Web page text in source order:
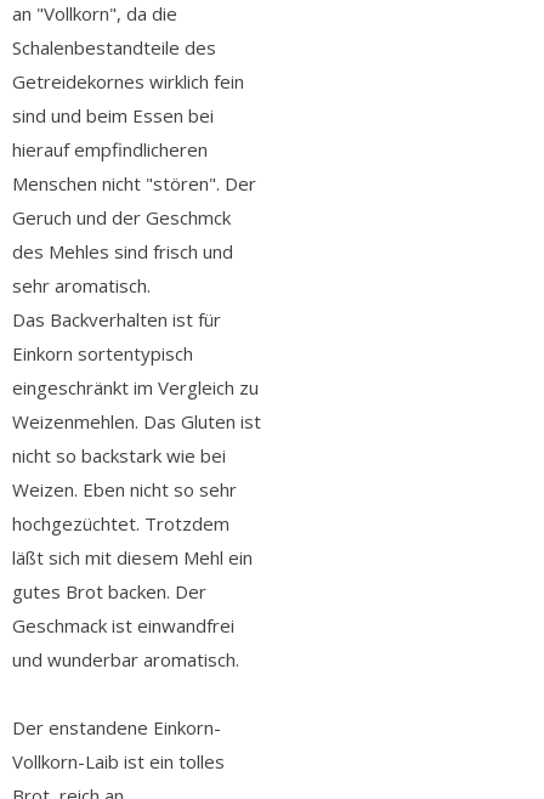
an "Vollkorn", da die
Schalenbestandteile des
Getreidekornes wirklich fein
sind und beim Essen bei
hierauf empfindlicheren
Menschen nicht "stören". Der
Geruch und der Geschmck
des Mehles sind frisch und
sehr aromatisch.
Das Backverhalten ist für
Einkorn sortentypisch
eingeschränkt im Vergleich zu
Weizenmehlen. Das Gluten ist
nicht so backstark wie bei
Weizen. Eben nicht so sehr
hochgezüchtet. Trotzdem
läßt sich mit diesem Mehl ein
gutes Brot backen. Der
Geschmack ist einwandfrei
und wunderbar aromatisch.
Der enstandene Einkorn-
Vollkorn-Laib ist ein tolles